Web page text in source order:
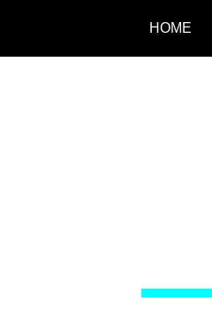
HOME